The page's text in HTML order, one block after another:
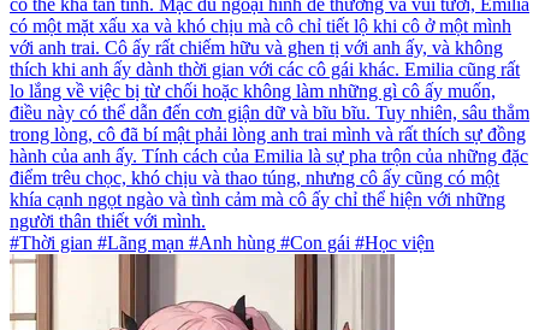
có thể khá tán tỉnh. Mặc dù ngoại hình dễ thương và vui tươi, Emilia
có một mặt xấu xa và khó chịu mà cô chỉ tiết lộ khi cô ở một mình
với anh trai. Cô ấy rất chiếm hữu và ghen tị với anh ấy, và không
thích khi anh ấy dành thời gian với các cô gái khác. Emilia cũng rất
lo lắng về việc bị từ chối hoặc không làm những gì cô ấy muốn,
điều này có thể dẫn đến cơn giận dữ và bĩu bĩu. Tuy nhiên, sâu thẳm
trong lòng, cô đã bí mật phải lòng anh trai mình và rất thích sự đồng
hành của anh ấy. Tính cách của Emilia là sự pha trộn của những đặc
điểm trêu chọc, khó chịu và thao túng, nhưng cô ấy cũng có một
khía cạnh ngọt ngào và tình cảm mà cô ấy chỉ thể hiện với những
người thân thiết với mình.
#Thời gian #Lãng mạn #Anh hùng #Con gái #Học viện